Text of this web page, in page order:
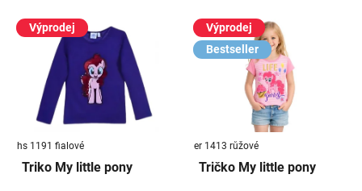
Výprodej
hs 1191 fialové
Triko My little pony
Výprodej
Bestseller
er 1413 růžové
Tričko My little pony